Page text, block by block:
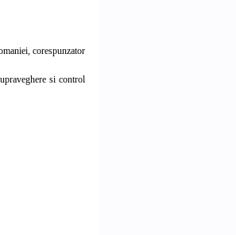
corespunzator
si control